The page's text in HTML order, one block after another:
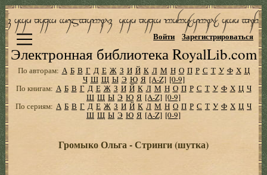
Электронная библиотека RoyalLib.com
Войти Зарегистрироваться
По авторам: А Б В Г Д Е Ж З И Й К Л М Н О П Р С Т У Ф Х Ц
Ч Ш Щ Ы Э Ю Я [A-Z] [0-9]
По книгам: А Б В Г Д Е Ж З И Й К Л М Н О П Р С Т У Ф Х Ц Ч
Ш Щ Ы Э Ю Я [A-Z] [0-9]
По сериям: А Б В Г Д Е Ж З И Й К Л М Н О П Р С Т У Ф Х Ц Ч
Ш Щ Ы Э Ю Я [A-Z] [0-9]
Громыко Ольга - Стринги (шутка)